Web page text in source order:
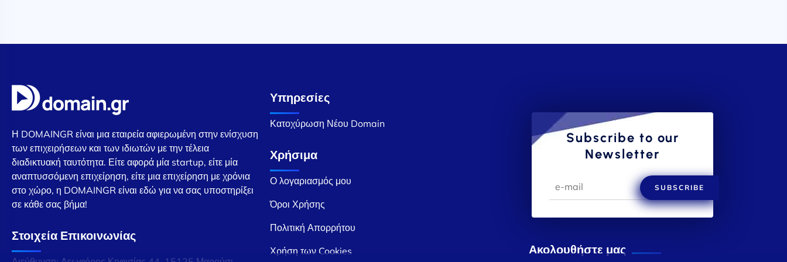
Η DOMAINGR είναι μια εταιρεία αφιερωμένη στην ενίσχυση
των επιχειρήσεων και των ιδιωτών με την τέλεια
διαδικτυακή ταυτότητα. Είτε αφορά μία startup, είτε μία
αναπτυσσόμενη επιχείρηση, είτε μια επιχείρηση με χρόνια
στο χώρο, η DOMAINGR είναι εδώ για να σας υποστηρίξει
σε κάθε σας βήμα!
Στοιχεία Επικοινωνίας
Υπηρεσίες
Κατοχύρωση Νέου Domain
Χρήσιμα
Ο λογαριασμός μου
Όροι Χρήσης
Πολιτική Απορρήτου
Χρήση των Cookies
Subscribe to our
Newsletter
SUBSCRIBE
Ακολουθήστε μας